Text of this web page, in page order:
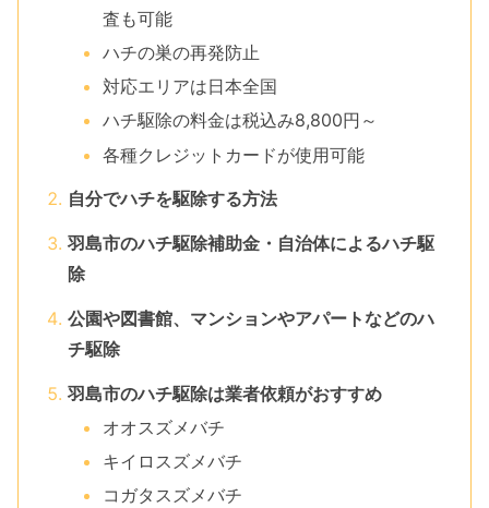
査も可能
ハチの巣の再発防止
対応エリアは日本全国
ハチ駆除の料金は税込み8,800円～
各種クレジットカードが使用可能
自分でハチを駆除する方法
羽島市のハチ駆除補助金・自治体によるハチ駆
除
公園や図書館、マンションやアパートなどのハ
チ駆除
羽島市のハチ駆除は業者依頼がおすすめ
オオスズメバチ
キイロスズメバチ
コガタスズメバチ